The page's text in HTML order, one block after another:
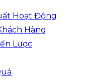
Hoạt Động
Hàng
Lược